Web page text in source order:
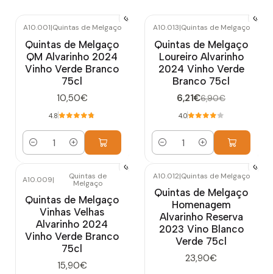
A10.001|Quintas de Melgaço
Quintas de Melgaço
QM Alvarinho 2024
Vinho Verde Branco
75cl
10,50€
4.8
Cantidad
A10.013|Quintas de Melgaço
Quintas de Melgaço
Loureiro Alvarinho
2024 Vinho Verde
Branco 75cl
6,21€6,90€
4.0
Cantidad
A10.009| Quintas de
Melgaço
Quintas de Melgaço
Vinhas Velhas
Alvarinho 2024
Vinho Verde Branco
75cl
15,90€
A10.012|Quintas de Melgaço
Quintas de Melgaço
Homenagem
Alvarinho Reserva
2023 Vino Blanco
Verde 75cl
23,90€